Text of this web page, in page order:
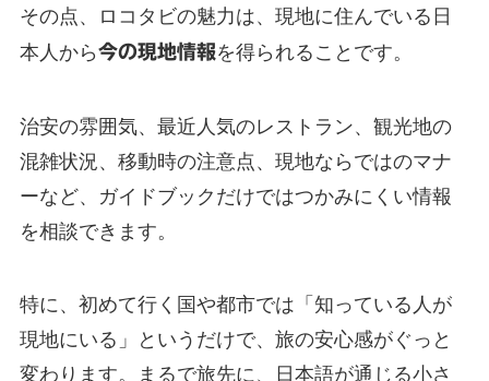
その点、ロコタビの魅力は、現地に住んでいる日
本人から今の現地情報を得られることです。
治安の雰囲気、最近人気のレストラン、観光地の
混雑状況、移動時の注意点、現地ならではのマナ
ーなど、ガイドブックだけではつかみにくい情報
を相談できます。
特に、初めて行く国や都市では「知っている人が
現地にいる」というだけで、旅の安心感がぐっと
変わります。まるで旅先に、日本語が通じる小さ